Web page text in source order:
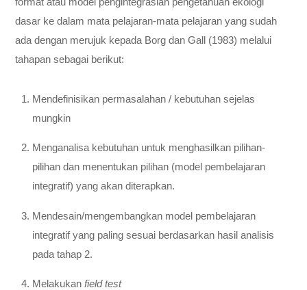
dasar ke dalam mata pelajaran-mata pelajaran yang sudah
ada dengan merujuk kepada Borg dan Gall (1983) melalui
tahapan sebagai berikut:
Mendefinisikan permasalahan / kebutuhan sejelas
mungkin
Menganalisa kebutuhan untuk menghasilkan pilihan-
pilihan dan menentukan pilihan (model pembelajaran
integratif) yang akan diterapkan.
Mendesain/mengembangkan model pembelajaran
integratif yang paling sesuai berdasarkan hasil analisis
pada tahap 2.
Melakukan field test